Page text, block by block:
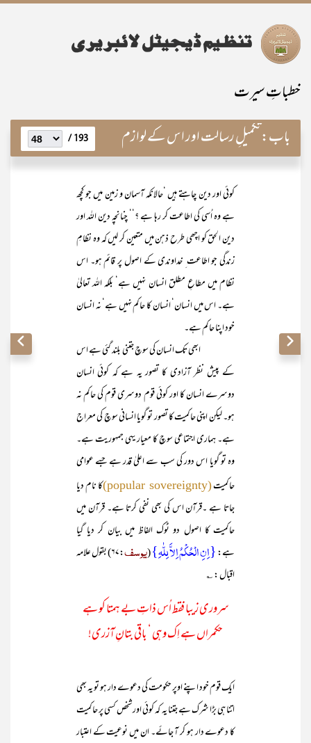
خطباتِ سیرت
باب:تکمیلِ رسالت اور اس کے لوازم 193 /
کوئی اور دین چاہتے ہیں ‘حالانکہ آسمان و زمین میں جو کچھ
ہے وہ اُسی کی اطاعت کر رہا ہے ؟‘‘ چنانچہ دین اللہ اور
دین الحق کو اچھی طرح ذہن میں متعین کر لیں کہ وہ نظامِ
زندگی جو اطاعت ِ خداوندی کے اصول پر قائم ہو۔ اس
نظام میں مطاعِ مطلق انسان نہیں ہے‘ بلکہ اللہ تعالیٰ
ہے۔ اس میں انسان‘ انسان کا حاکم نہیں ہے‘ نہ انسان
خود اپنا حاکم ہے۔
ابھی تک انسان کی سوچ جتنی بلند گئی ہے اس
کے پیش نظر آزادی کا تصور یہ ہے کہ کوئی انسان
دوسرے انسان کا اور کوئی قوم دوسری قوم کی حاکم نہ
ہو۔ لیکن اپنی حاکمیت کا تصور تو گویا انسانی سوچ کی معراج
ہے۔ ہماری اجتماعی سوچ کا معیار یہی جمہوریت ہے۔
وہ تو گویا اس دور کی سب سے اعلیٰ قدر ہے جسے عوامی
حاکمیت(popular sovereignty)
کا نام دیا
جاتا ہے ۔قرآن اس کی بھی نفی کرتا ہے۔ قرآن میں
حاکمیت کا اصول دو ٹوک الفاظ میں بیان کر دیا گیا
ہے:{اِنِ الْحُکْمُ اِلاَّ لِلّٰہِ}(یوسف
:۶۷) بقول علامہ
اقبال : ؎
سروری زیبا فقط اُس ذاتِ بے ہمتا کو ہے
حکمراں ہے اِک وہی ‘ باقی بتانِ آزری!
ایک قوم خود اپنے اوپر حکومت کی دعوے دار ہو تو یہ بھی
اتنا ہی بڑا شرک ہے جتنا یہ کہ کوئی اور شخص کسی پر حاکمیت
کا دعوے دار ہو کر آ جائے۔ ان میں نوعیت کے اعتبار